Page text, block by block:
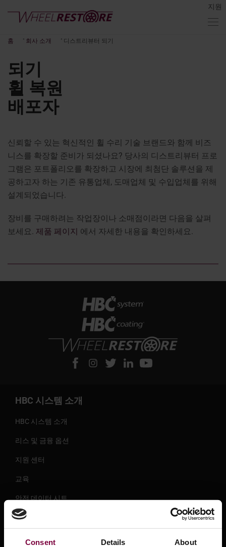
Consent Details About
지원
홈 " 회사 소개 " 디스트리뷰터 되기
되기
휠 복원
배포자
신뢰할 수 있는 혁신적인 휠 수리 기술 브랜드와 함께 비즈
니스를 확장할 준비가 되셨나요? 당사의 디스트리뷰터 프로
그램은 포트폴리오를 확장하고 시장에 최첨단 솔루션을 제
공하고자 하는 기존 유통업체, 도매업체 및 수입업체를 위해
설계되었습니다.
장비를 구매하려는 작업장이나 소매점이라면 다음을 살펴
보세요. 제품 페이지 에서 자세한 내용을 확인하세요.
HBC 시스템 소개
HBC 시스템 소개
리스 및 금융 옵션
지원 센터
교육
안전 데이터 시트
제품 비디오